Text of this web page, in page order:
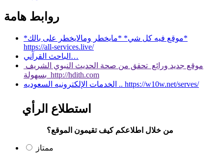
روابط هامة
*موقع فيه كل شي* *مايخطر ومالايخطر على بالك*
https://all-services.live/
الباحث القرآني…
موقع جديد ورائع تحقق من صحة الحديث النبوي الشريف
بسهولة http://hdith.com
الخدمات الإلكترونيه السعوديه .. https://w10w.net/serves/
استطلاع الرأي
من خلال اطلاعكم كيف تقيمون الموقع؟
ممتاز